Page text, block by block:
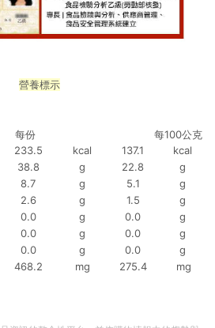
營養標示
每份
每100公克
233.5 kcal 137.1
kcal
38.8 g 22.8
g
8.7 g 5.1
g
2.6 g 1.5
g
0.0 g 0.0
g
0.0 g 0.0
g
0.0 g 0.0
g
468.2 mg 275.4 mg